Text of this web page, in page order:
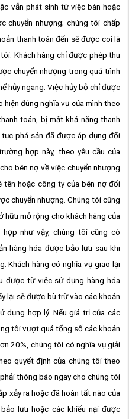
vẫn phát sinh từ việc bán hoặc
chuyển nhượng; chúng tôi chấp
thanh toán đến sẽ được coi là
Khách hàng chỉ được phép thu
chuyển nhượng trong quá trình
hủy ngang. Việc hủy bỏ chỉ được
đúng nghĩa vụ của mình theo
toán, bị mất khả năng thanh
phá sản đã được áp dụng đối
hợp này, theo yêu cầu của
bên nợ về việc chuyển nhượng
hoặc công ty của bên nợ đối
chuyển nhượng. Chúng tôi cũng
hữu mở rộng cho khách hàng của
như vậy, chúng tôi cũng có
hàng hóa được bảo lưu sau khi
Khách hàng có nghĩa vụ giao lại
được từ việc sử dụng hàng hóa
lại sẽ được bù trừ vào các khoản
dụng hợp lý. Nếu giá trị của các
tôi vượt quá tổng số các khoản
20%, chúng tôi có nghĩa vụ giải
quyết định của chúng tôi theo
thông báo ngay cho chúng tôi
xảy ra hoặc đã hoàn tất nào của
lưu hoặc các khiếu nại được